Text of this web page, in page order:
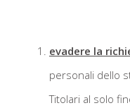
evadere la
personali dello
Titolari al solo